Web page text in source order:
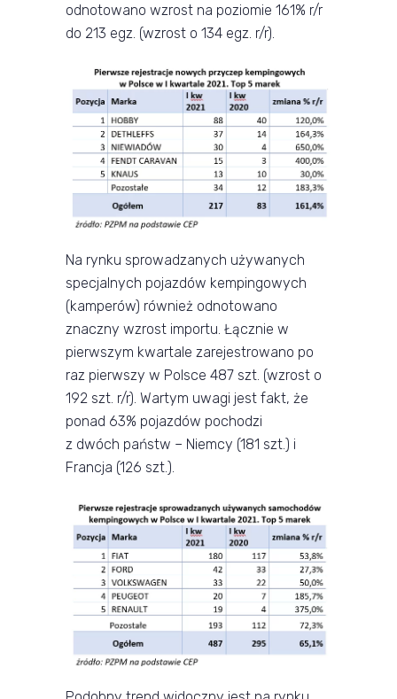
odnotowano wzrost na poziomie 161% r/r
do 213 egz. (wzrost o 134 egz. r/r).
Na rynku sprowadzanych używanych
specjalnych pojazdów kempingowych
(kamperów) również odnotowano
znaczny wzrost importu. Łącznie w
pierwszym kwartale zarejestrowano po
raz pierwszy w Polsce 487 szt. (wzrost o
192 szt. r/r). Wartym uwagi jest fakt, że
ponad 63% pojazdów pochodzi
z dwóch państw – Niemcy (181 szt.) i
Francja (126 szt.).